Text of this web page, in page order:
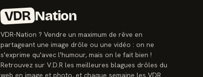
VDR Nation
VDR-Nation ? Vendre un maximum de rêve en
partageant une image drôle ou une vidéo : on ne
s'exprime qu'avec l'humour, mais on le fait bien !
Retrouvez sur V.D.R les meilleures blagues drôles du
web en image et photo, et chaque semaine les VDR